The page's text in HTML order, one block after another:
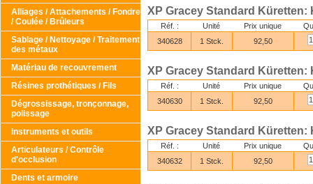
Alliages / Attachements / Fondre
/ Coulée / Brûleurs
Sablage / Nettoyage / Traitement
des métaux
Matériau de recouvrement
Résines prothétiques / Fils
Dégrossissage, tronçonnage,
polissage
Instruments et outils
Articulateurs / Contrôle
d'occlusion
Dents et armoire
XP Gracey Standard Küretten:
Réf. : Unité Prix unique
340628
1 Stck. 92,50
XP Gracey Standard Küretten:
Réf. : Unité Prix unique
340630
1 Stck. 92,50
XP Gracey Standard Küretten:
Réf. : Unité Prix unique
340632
1 Stck. 92,50